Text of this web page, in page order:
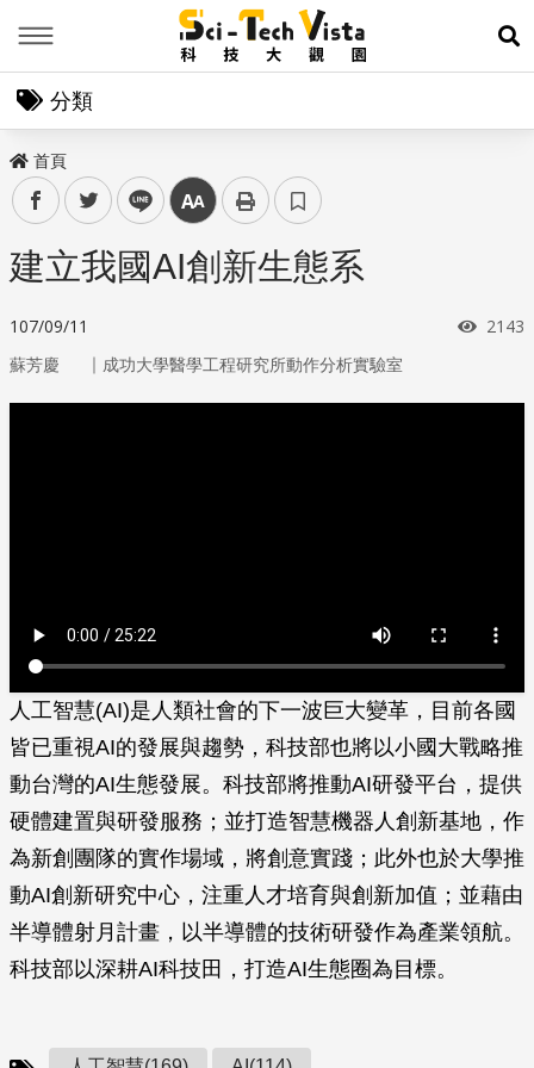
展
分類
首頁
facebooktwitter line 中
建立我國AI創新生態系
107/09/11 瀏覽
2143
蘇芳慶 ｜ 成功大學醫學工程研究所動作分析實驗室
人工智慧(AI)是人類社會的下一波巨大變革，目前各國
皆已重視AI的發展與趨勢，科技部也將以小國大戰略推
動台灣的AI生態發展。科技部將推動AI研發平台，提供
硬體建置與研發服務；並打造智慧機器人創新基地，作
為新創團隊的實作場域，將創意實踐；此外也於大學推
動AI創新研究中心，注重人才培育與創新加值；並藉由
半導體射月計畫，以半導體的技術研發作為產業領航。
科技部以深耕AI科技田，打造AI生態圈為目標。